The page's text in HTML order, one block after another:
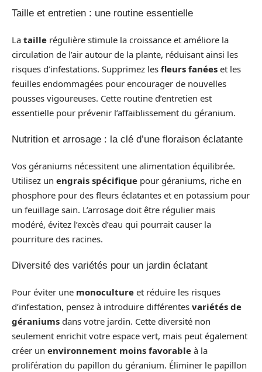
Taille et entretien : une routine essentielle
La taille régulière stimule la croissance et améliore la
circulation de l’air autour de la plante, réduisant ainsi les
risques d’infestations. Supprimez les fleurs fanées et les
feuilles endommagées pour encourager de nouvelles
pousses vigoureuses. Cette routine d’entretien est
essentielle pour prévenir l’affaiblissement du géranium.
Nutrition et arrosage : la clé d’une floraison éclatante
Vos géraniums nécessitent une alimentation équilibrée.
Utilisez un engrais spécifique pour géraniums, riche en
phosphore pour des fleurs éclatantes et en potassium pour
un feuillage sain. L’arrosage doit être régulier mais
modéré, évitez l’excès d’eau qui pourrait causer la
pourriture des racines.
Diversité des variétés pour un jardin éclatant
Pour éviter une monoculture et réduire les risques
d’infestation, pensez à introduire différentes variétés de
géraniums dans votre jardin. Cette diversité non
seulement enrichit votre espace vert, mais peut également
créer un environnement moins favorable à la
prolifération du papillon du géranium. Éliminer le papillon